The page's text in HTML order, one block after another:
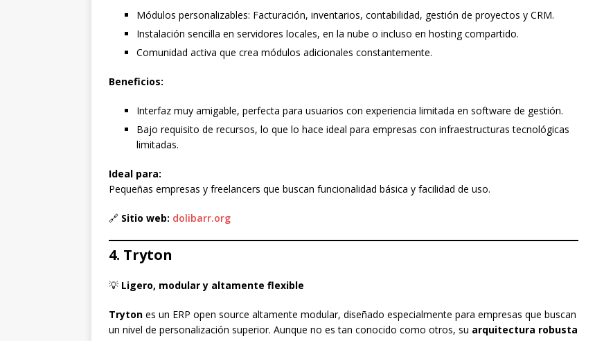
Módulos personalizables: Facturación, inventarios, contabilidad, gestión de proyectos y CRM.
Instalación sencilla en servidores locales, en la nube o incluso en hosting compartido.
Comunidad activa que crea módulos adicionales constantemente.
Beneficios:
Interfaz muy amigable, perfecta para usuarios con experiencia limitada en software de gestión.
Bajo requisito de recursos, lo que lo hace ideal para empresas con infraestructuras tecnológicas
limitadas.
Ideal para:
Pequeñas empresas y freelancers que buscan funcionalidad básica y facilidad de uso.
🔗 Sitio web: dolibarr.org
4. Tryton
💡 Ligero, modular y altamente flexible
Tryton es un ERP open source altamente modular, diseñado especialmente para empresas que buscan
un nivel de personalización superior. Aunque no es tan conocido como otros, su arquitectura robusta